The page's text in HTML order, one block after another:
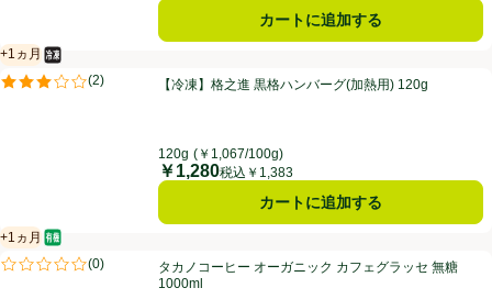
カートに追加する
【冷凍】格之進 黒格ハンバーグ(加熱用) 120g
+1ヵ月
賞味・消費期限保証：1ヵ月
冷凍食品
(2)
評価は2件のレビューで5点中3.0点。【冷凍】格之進 黒格ハンバーグ(加熱用) 120g
120g (￥1,067/100g)
価格
￥1,280税込￥1,383
カートに追加する
タカノコーヒー オーガニック カフェグラッセ 無糖 1000ml
+1ヵ月
賞味・消費期限保証：1ヵ月
オーガニック/有機
(0)
評価は0件のレビューで5点中0.0点。タカノコーヒー オーガニック カフェグラッセ 無糖
1000ml